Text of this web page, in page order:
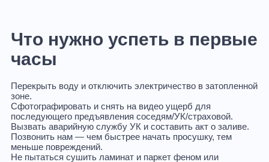
Что нужно успеть в первые
часы
Перекрыть воду и отключить электричество в затопленной
зоне.
Сфотографировать и снять на видео ущерб для
последующего предъявления соседям/УК/страховой.
Вызвать аварийную службу УК и составить акт о заливе.
Позвонить нам — чем быстрее начать просушку, тем
меньше повреждений.
Не пытаться сушить ламинат и паркет феном или